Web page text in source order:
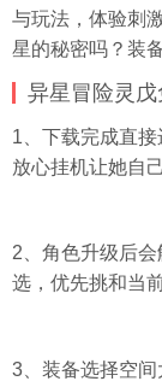
与玩法，体验刺
星的秘密吗？装
异星冒险灵
1、下载完成直
放心挂机让她自
2、角色升级后
选，优先挑和当
3、装备选择空